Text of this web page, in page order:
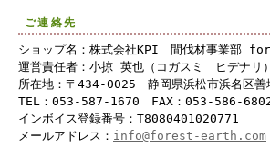
ご連絡先
ショップ名：株式会社KPI 間伐材事業
運営責任者：小掠 英也（コガスミ ヒデナリ）
所在地：〒434-0025 静岡県浜松市浜名区
TEL：053-587-1670 FAX：053-586-
インボイス登録番号：T8080401020771
メールアドレス： info@forest-earth.com